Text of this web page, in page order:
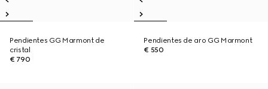
Pendientes GG Marmont de
cristal
€ 790
Pendientes de aro GG Marmont
€ 550